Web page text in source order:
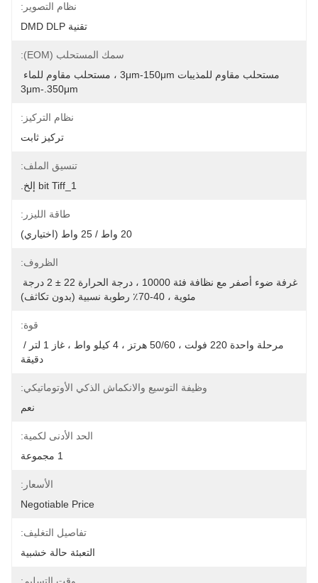
نظام التصوير:
تقنية DMD DLP
سمك المستحلب (EOM):
3μm-.350μm
نظام التركيز:
تركيز ثابت
تنسيق الملف:
1_bit Tiff إلخ.
طاقة الليزر:
20 واط / 25 واط (اختياري)
الظروف:
مئوية ، 40-70٪ رطوبة نسبية (بدون تكاثف)
قوة:
دقيقة
وظيفة التوسيع والانكماش الذكي الأوتوماتيكي:
نعم
الحد الأدنى لكمية:
1 مجموعة
الأسعار:
Negotiable Price
تفاصيل التغليف:
التعبئة حالة خشبية